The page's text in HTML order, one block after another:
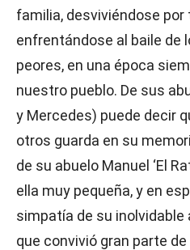
familia, desviviéndose
enfrentándose al baile de
peores, en una época
nuestro pueblo. De sus
y Mercedes) puede decir
otros guarda en su
de su abuelo Manuel ‘El
ella muy pequeña, y en
simpatía de su inolvidable
que convivió gran parte de